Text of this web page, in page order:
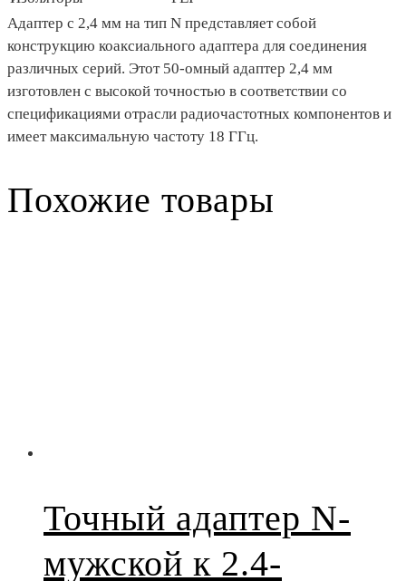
Адаптер с 2,4 мм на тип N представляет собой
конструкцию коаксиального адаптера для соединения
различных серий. Этот 50-омный адаптер 2,4 мм
изготовлен с высокой точностью в соответствии со
спецификациями отрасли радиочастотных компонентов и
имеет максимальную частоту 18 ГГц.
Похожие товары
Точный адаптер N-
мужской к 2.4-